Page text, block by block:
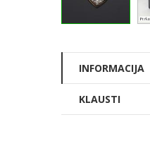
INFORMACIJA
KLAUSTI